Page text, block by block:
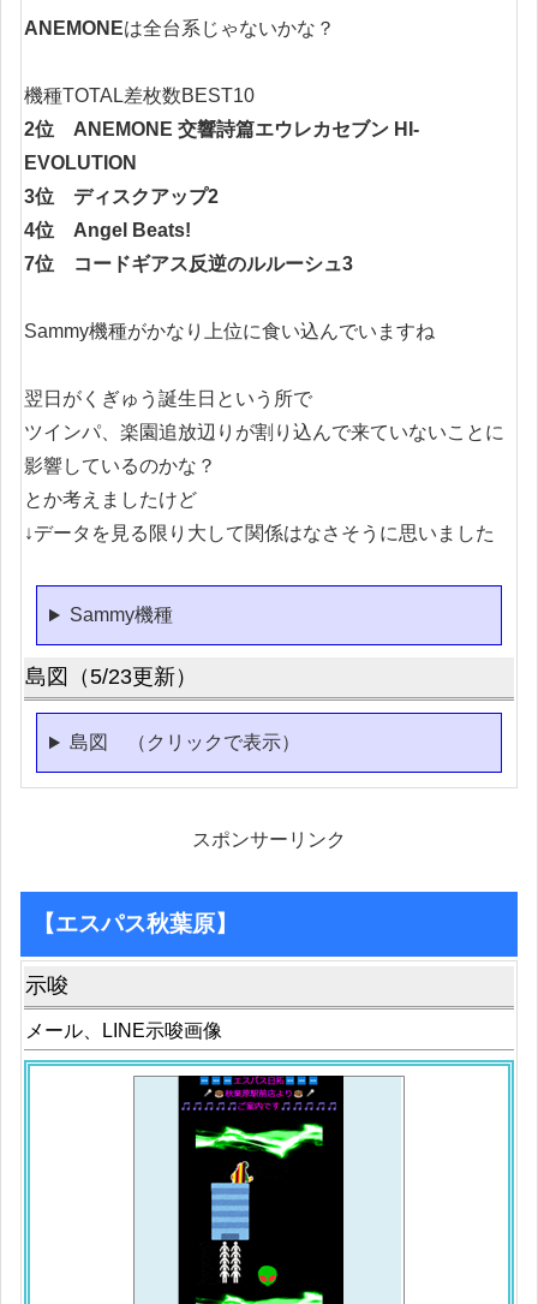
ANEMONEは全台系じゃないかな？
機種TOTAL差枚数BEST10
2位 ANEMONE 交響詩篇エウレカセブン HI‐
EVOLUTION
3位 ディスクアップ2
4位 Angel Beats!
7位 コードギアス反逆のルルーシュ3
Sammy機種がかなり上位に食い込んでいますね
翌日がくぎゅう誕生日という所で
ツインパ、楽園追放辺りが割り込んで来ていないことに
影響しているのかな？
とか考えましたけど
↓データを見る限り大して関係はなさそうに思いました
Sammy機種
島図（5/23更新）
島図 （クリックで表示）
スポンサーリンク
【エスパス秋葉原】
示唆
メール、LINE示唆画像